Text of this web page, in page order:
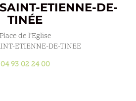
ETIENNE-DE-
TINÉE
Place de l’Eglise
ETIENNE-DE-TINEE
04 93 02 24 00